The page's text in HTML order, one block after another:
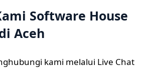
Software House
Aceh
kami melalui Live Chat